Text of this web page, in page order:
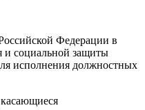
Федерации в
и социальной защиты
исполнения должностных